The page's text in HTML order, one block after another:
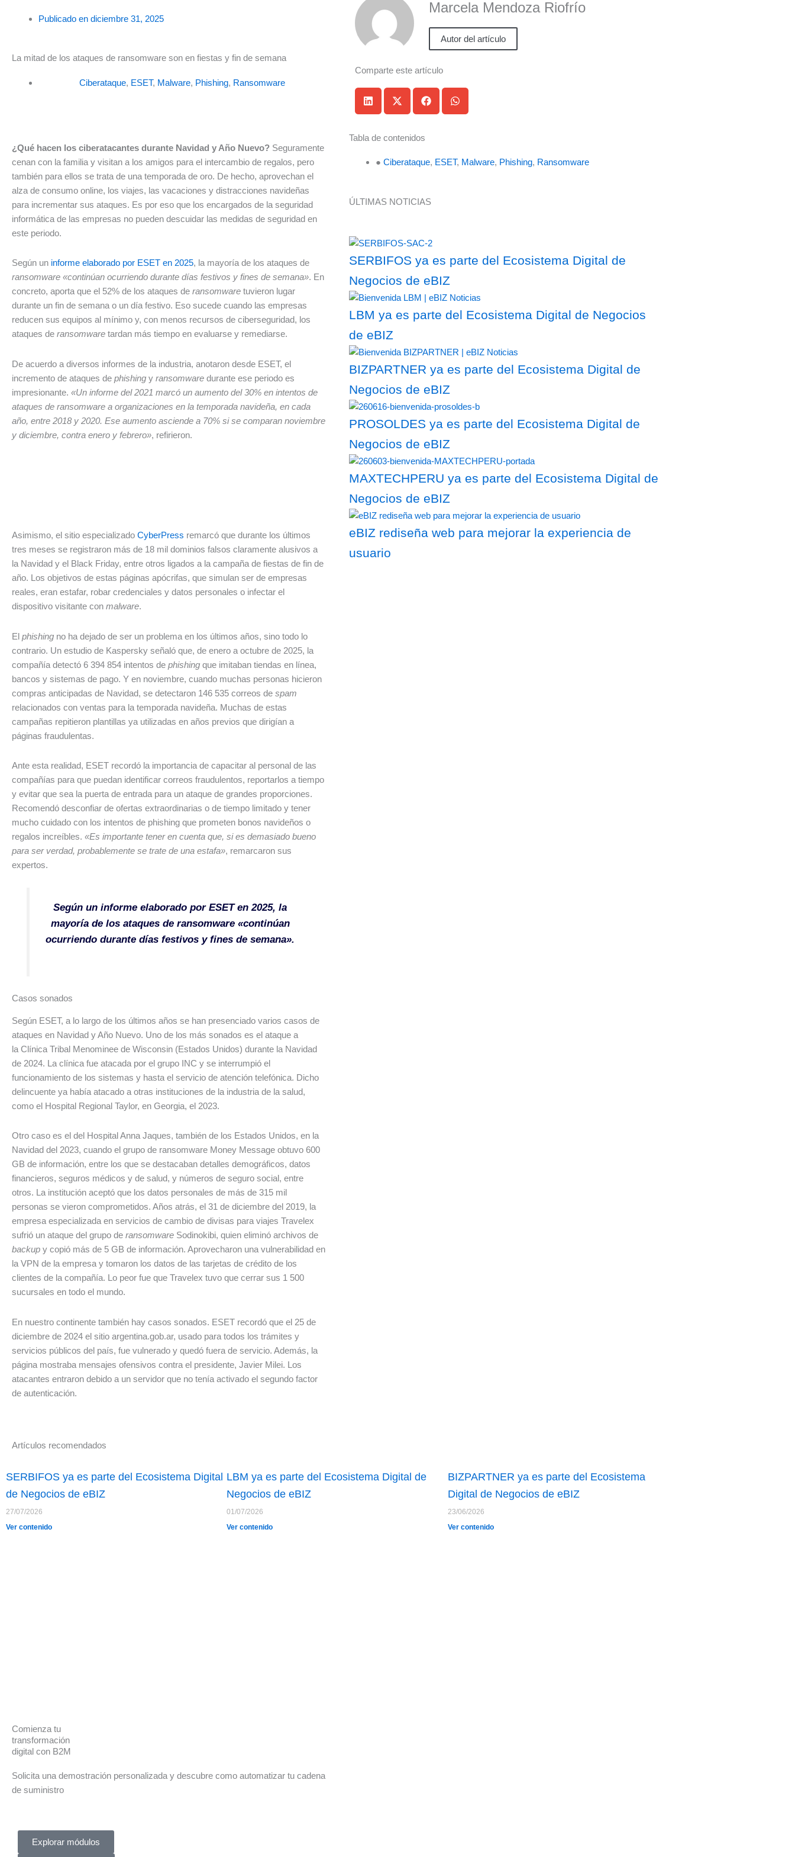
Publicado en diciembre 31, 2025
La mitad de los ataques de ransomware son en fiestas y fin de semana
Ciberataque, ESET, Malware, Phishing, Ransomware
¿Qué hacen los ciberatacantes durante Navidad y Año Nuevo? Seguramente
cenan con la familia y visitan a los amigos para el intercambio de regalos, pero
también para ellos se trata de una temporada de oro. De hecho, aprovechan el
alza de consumo online, los viajes, las vacaciones y distracciones navideñas
para incrementar sus ataques. Es por eso que los encargados de la seguridad
informática de las empresas no pueden descuidar las medidas de seguridad en
este periodo.
Según un informe elaborado por ESET en 2025, la mayoría de los ataques de
ransomware «continúan ocurriendo durante días festivos y fines de semana». En
concreto, aporta que el 52% de los ataques de ransomware tuvieron lugar
durante un fin de semana o un día festivo. Eso sucede cuando las empresas
reducen sus equipos al mínimo y, con menos recursos de ciberseguridad, los
ataques de ransomware tardan más tiempo en evaluarse y remediarse.
De acuerdo a diversos informes de la industria, anotaron desde ESET, el
incremento de ataques de phishing y ransomware durante ese periodo es
impresionante. «Un informe del 2021 marcó un aumento del 30% en intentos de
ataques de ransomware a organizaciones en la temporada navideña, en cada
año, entre 2018 y 2020. Ese aumento asciende a 70% si se comparan noviembre
y diciembre, contra enero y febrero», refirieron.
Asimismo, el sitio especializado CyberPress remarcó que durante los últimos
tres meses se registraron más de 18 mil dominios falsos claramente alusivos a
la Navidad y el Black Friday, entre otros ligados a la campaña de fiestas de fin de
año. Los objetivos de estas páginas apócrifas, que simulan ser de empresas
reales, eran estafar, robar credenciales y datos personales o infectar el
dispositivo visitante con malware.
El phishing no ha dejado de ser un problema en los últimos años, sino todo lo
contrario. Un estudio de Kaspersky señaló que, de enero a octubre de 2025, la
compañía detectó 6 394 854 intentos de phishing que imitaban tiendas en línea,
bancos y sistemas de pago. Y en noviembre, cuando muchas personas hicieron
compras anticipadas de Navidad, se detectaron 146 535 correos de spam
relacionados con ventas para la temporada navideña. Muchas de estas
campañas repitieron plantillas ya utilizadas en años previos que dirigían a
páginas fraudulentas.
Ante esta realidad, ESET recordó la importancia de capacitar al personal de las
compañías para que puedan identificar correos fraudulentos, reportarlos a tiempo
y evitar que sea la puerta de entrada para un ataque de grandes proporciones.
Recomendó desconfiar de ofertas extraordinarias o de tiempo limitado y tener
mucho cuidado con los intentos de phishing que prometen bonos navideños o
regalos increíbles. «Es importante tener en cuenta que, si es demasiado bueno
para ser verdad, probablemente se trate de una estafa», remarcaron sus
expertos.
Según un informe elaborado por ESET en 2025, la
mayoría de los ataques de ransomware «continúan
ocurriendo durante días festivos y fines de semana».
Casos sonados
Según ESET, a lo largo de los últimos años se han presenciado varios casos de
ataques en Navidad y Año Nuevo. Uno de los más sonados es el ataque a
la Clínica Tribal Menominee de Wisconsin (Estados Unidos) durante la Navidad
de 2024. La clínica fue atacada por el grupo INC y se interrumpió el
funcionamiento de los sistemas y hasta el servicio de atención telefónica. Dicho
delincuente ya había atacado a otras instituciones de la industria de la salud,
como el Hospital Regional Taylor, en Georgia, el 2023.
Otro caso es el del Hospital Anna Jaques, también de los Estados Unidos, en la
Navidad del 2023, cuando el grupo de ransomware Money Message obtuvo 600
GB de información, entre los que se destacaban detalles demográficos, datos
financieros, seguros médicos y de salud, y números de seguro social, entre
otros. La institución aceptó que los datos personales de más de 315 mil
personas se vieron comprometidos. Años atrás, el 31 de diciembre del 2019, la
empresa especializada en servicios de cambio de divisas para viajes Travelex
sufrió un ataque del grupo de ransomware Sodinokibi, quien eliminó archivos de
backup y copió más de 5 GB de información. Aprovecharon una vulnerabilidad en
la VPN de la empresa y tomaron los datos de las tarjetas de crédito de los
clientes de la compañía. Lo peor fue que Travelex tuvo que cerrar sus 1 500
sucursales en todo el mundo.
En nuestro continente también hay casos sonados. ESET recordó que el 25 de
diciembre de 2024 el sitio argentina.gob.ar, usado para todos los trámites y
servicios públicos del país, fue vulnerado y quedó fuera de servicio. Además, la
página mostraba mensajes ofensivos contra el presidente, Javier Milei. Los
atacantes entraron debido a un servidor que no tenía activado el segundo factor
de autenticación.
Marcela Mendoza Riofrío
Autor del artículo
Comparte este artículo
Tabla de contenidos
● Ciberataque, ESET, Malware, Phishing, Ransomware
ÚLTIMAS NOTICIAS
SERBIFOS ya es parte del Ecosistema Digital de
Negocios de eBIZ
LBM ya es parte del Ecosistema Digital de Negocios
de eBIZ
BIZPARTNER ya es parte del Ecosistema Digital de
Negocios de eBIZ
PROSOLDES ya es parte del Ecosistema Digital de
Negocios de eBIZ
MAXTECHPERU ya es parte del Ecosistema Digital de
Negocios de eBIZ
eBIZ rediseña web para mejorar la experiencia de
usuario
Artículos recomendados
SERBIFOS ya es parte del Ecosistema Digital
de Negocios de eBIZ
27/07/2026
Ver contenido
LBM ya es parte del Ecosistema Digital de
Negocios de eBIZ
01/07/2026
Ver contenido
BIZPARTNER ya es parte del Ecosistema
Digital de Negocios de eBIZ
23/06/2026
Ver contenido
Comienza tu
transformación
digital con B2M
Solicita una demostración personalizada y descubre como automatizar tu cadena
de suministro
Explorar módulos